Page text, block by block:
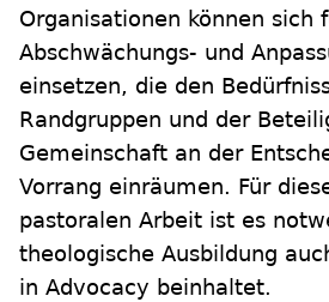
Organisationen können sich
Abschwächungs- und
einsetzen, die den
Randgruppen und der
Gemeinschaft an der
Vorrang einräumen. Für
pastoralen Arbeit ist es
theologische Ausbildung
in Advocacy beinhaltet.